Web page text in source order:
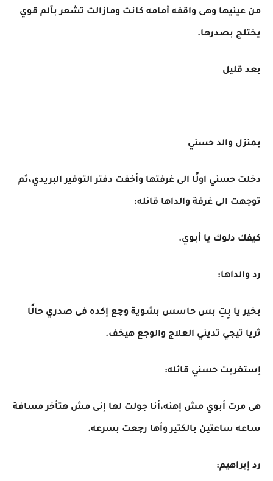
من عينيها وهى واقفه أمامه كانت ومازالت تشعر بآلم قوي
يختلج بصدرها.
بعد قليل
بمنزل والد حسني
دخلت حسني اولًا الى غرفتها وأخفت دفتر التوفير البريدي،ثم
توجهت الى غرفة والداها قائله:
كيفك دلوك يا أبوي.
رد والداها:
بخير يا بِتِ بس حاسس بشوية وچع إكده فى صدري حالًا
ثريا تيجي تديني العلاج والوجع هيخف.
إستغربت حسني قائله:
هى مرت أبوي مش إهنه،أنا جولت لها إنى مش هتأخر مسافة
ساعه ساعتين بالكتير وأها رچعت بسرعه.
رد إبراهيم: